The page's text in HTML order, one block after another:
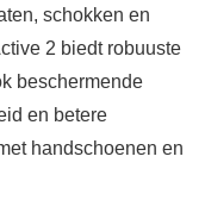
schokken en
2 biedt robuuste
beschermende
en betere
handschoenen en